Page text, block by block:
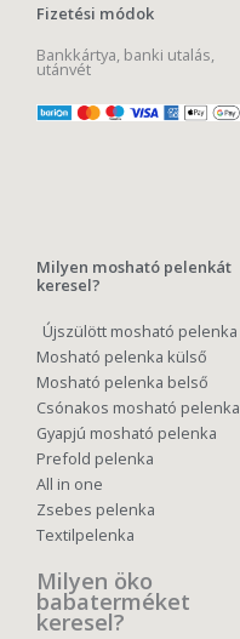
Fizetési módok
Bankkártya, banki utalás,
utánvét
Milyen mosható pelenkát
keresel?
Újszülött mosható pelenka
Mosható pelenka külső
Mosható pelenka belső
Csónakos mosható pelenka
Gyapjú mosható pelenka
Prefold pelenka
All in one
Zsebes pelenka
Textilpelenka
Milyen öko
babaterméket
keresel?